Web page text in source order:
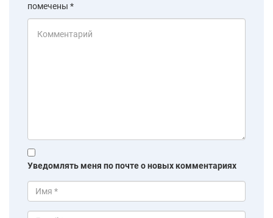
помечены *
Уведомлять меня по почте о новых комментариях